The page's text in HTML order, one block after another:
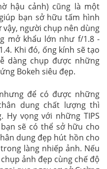
hậu cảnh) cũng là một
bạn sở hữu tấm hình
người chụp nên dùng
mở khẩu lớn như f/1.8 -
Khi đó, ống kính sẽ tạo
dàng chụp được những
Bokeh siêu đẹp.
để có được những
dung chất lượng thì
Hy vọng với những TIPS
sẽ có thể sở hữu cho
dung đẹp hút hồn cho
làng nhiếp ảnh. Nếu
ảnh đẹp cùng chế độ